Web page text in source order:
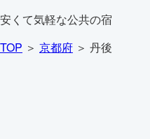
安くて気軽な公共の宿
TOP ＞ 京都府 ＞ 丹後